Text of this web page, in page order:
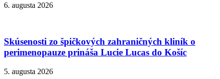
6. augusta 2026
Skúsenosti zo špičkových zahraničných kliník o
perimenopauze prináša Lucie Lucas do Košíc
5. augusta 2026